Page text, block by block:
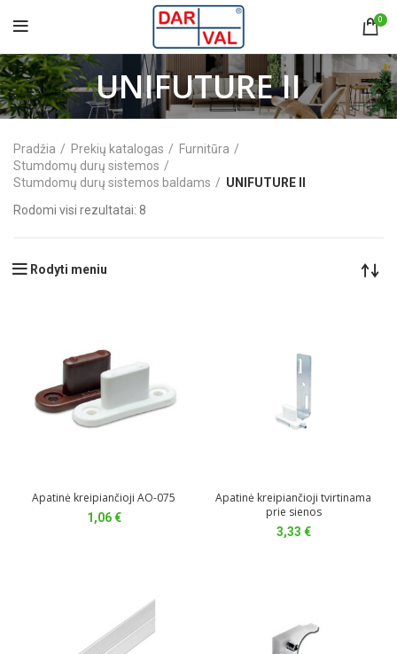
0
UNIFUTURE II
Pradžia Prekių katalogas
Furnitūra
Stumdomų durų sistemos
Stumdomų durų sistemos baldams
UNIFUTURE II
Rodomi visi rezultatai: 8
Rodyti meniu
Apatinė kreipiančioji AO-075
1,06€
Apatinė kreipiančioji tvirtinama
prie sienos
3,33 €